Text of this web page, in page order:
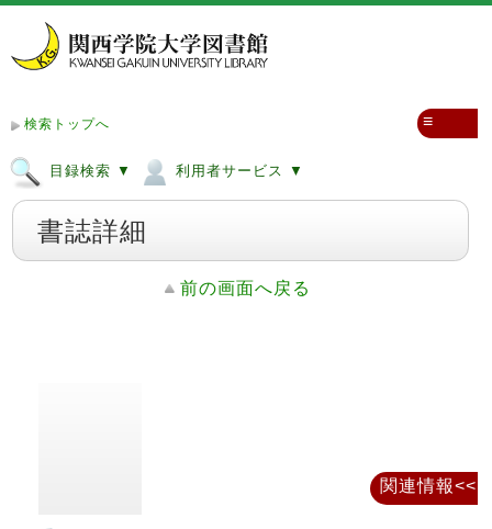
検索トップへ
目録検索 ▼ 利用者サービス ▼
≡
書誌詳細
前の画面へ戻る
関連情報<<